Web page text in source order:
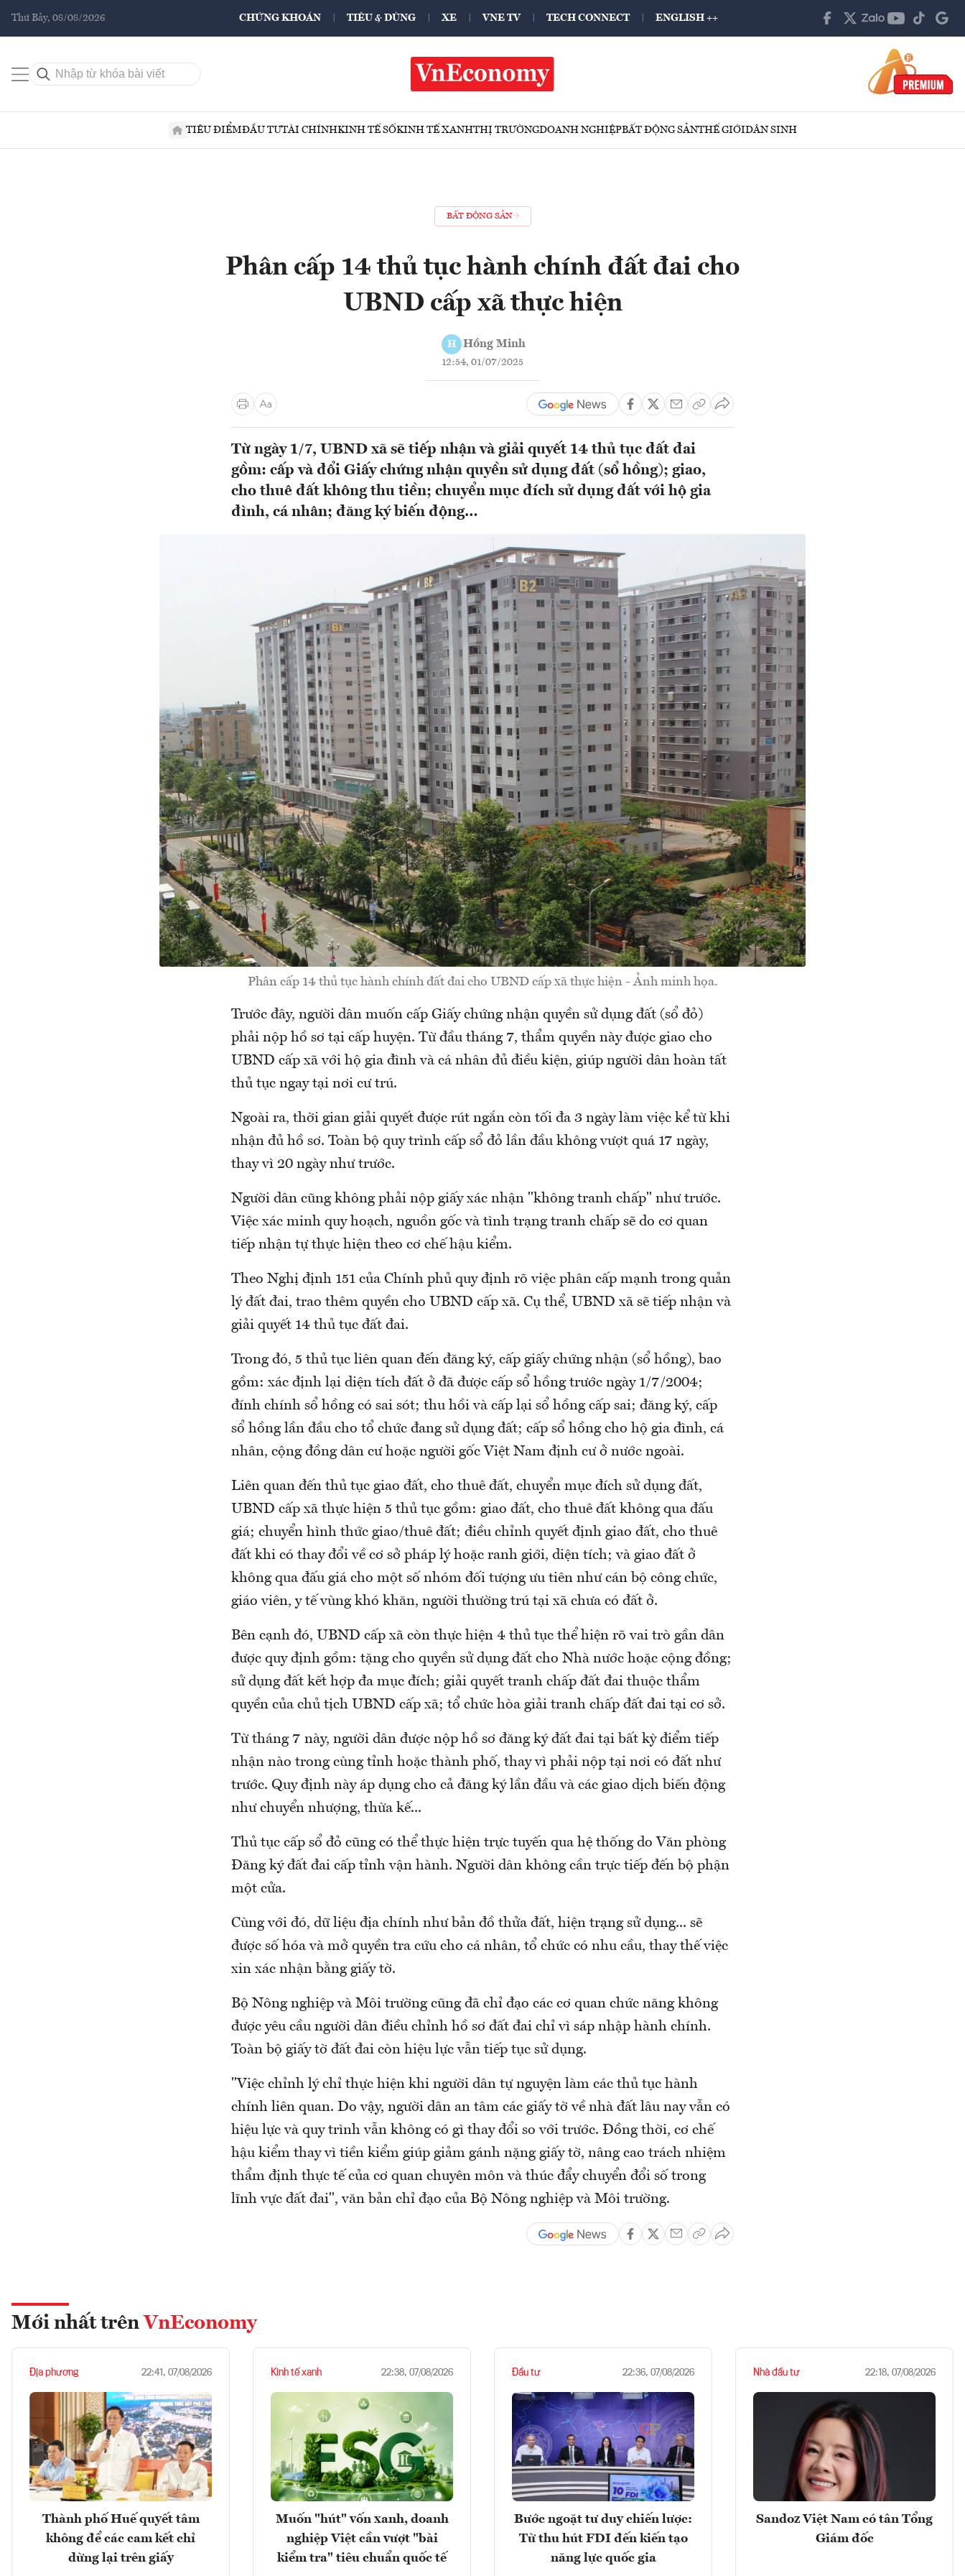
Thứ Bảy, 08/08/2026 CHỨNG KHOÁN TIÊU & DÙNG XE VNE TV TECH CONNECT ENGLISH ++
TIÊU ĐIỂMĐẦU TƯTÀI CHÍNHKINH TẾ SỐKINH TẾ XANHTHỊ TRƯỜNGDOANH NGHIỆPBẤT ĐỘNG SẢNTHẾ GIỚIDÂN SINH
BẤT ĐỘNG SẢN
Phân cấp 14 thủ tục hành chính đất đai cho
UBND cấp xã thực hiện
H Hồng Minh
12:54, 01/07/2025
Từ ngày 1/7, UBND xã sẽ tiếp nhận và giải quyết 14 thủ tục đất đai
gồm: cấp và đổi Giấy chứng nhận quyền sử dụng đất (sổ hồng); giao,
cho thuê đất không thu tiền; chuyển mục đích sử dụng đất với hộ gia
đình, cá nhân; đăng ký biến động…
Phân cấp 14 thủ tục hành chính đất đai cho UBND cấp xã thực hiện - Ảnh minh họa.
Trước đây, người dân muốn cấp Giấy chứng nhận quyền sử dụng đất (sổ đỏ)
phải nộp hồ sơ tại cấp huyện. Từ đầu tháng 7, thẩm quyền này được giao cho
UBND cấp xã với hộ gia đình và cá nhân đủ điều kiện, giúp người dân hoàn tất
thủ tục ngay tại nơi cư trú.
Ngoài ra, thời gian giải quyết được rút ngắn còn tối đa 3 ngày làm việc kể từ khi
nhận đủ hồ sơ. Toàn bộ quy trình cấp sổ đỏ lần đầu không vượt quá 17 ngày,
thay vì 20 ngày như trước.
Người dân cũng không phải nộp giấy xác nhận "không tranh chấp" như trước.
Việc xác minh quy hoạch, nguồn gốc và tình trạng tranh chấp sẽ do cơ quan
tiếp nhận tự thực hiện theo cơ chế hậu kiểm.
Theo Nghị định 151 của Chính phủ quy định rõ việc phân cấp mạnh trong quản
lý đất đai, trao thêm quyền cho UBND cấp xã. Cụ thể, UBND xã sẽ tiếp nhận và
giải quyết 14 thủ tục đất đai.
Trong đó, 5 thủ tục liên quan đến đăng ký, cấp giấy chứng nhận (sổ hồng), bao
gồm: xác định lại diện tích đất ở đã được cấp sổ hồng trước ngày 1/7/2004;
đính chính sổ hồng có sai sót; thu hồi và cấp lại sổ hồng cấp sai; đăng ký, cấp
sổ hồng lần đầu cho tổ chức đang sử dụng đất; cấp sổ hồng cho hộ gia đình, cá
nhân, cộng đồng dân cư hoặc người gốc Việt Nam định cư ở nước ngoài.
Liên quan đến thủ tục giao đất, cho thuê đất, chuyển mục đích sử dụng đất,
UBND cấp xã thực hiện 5 thủ tục gồm: giao đất, cho thuê đất không qua đấu
giá; chuyển hình thức giao/thuê đất; điều chỉnh quyết định giao đất, cho thuê
đất khi có thay đổi về cơ sở pháp lý hoặc ranh giới, diện tích; và giao đất ở
không qua đấu giá cho một số nhóm đối tượng ưu tiên như cán bộ công chức,
giáo viên, y tế vùng khó khăn, người thường trú tại xã chưa có đất ở.
Bên cạnh đó, UBND cấp xã còn thực hiện 4 thủ tục thể hiện rõ vai trò gần dân
được quy định gồm: tặng cho quyền sử dụng đất cho Nhà nước hoặc cộng đồng;
sử dụng đất kết hợp đa mục đích; giải quyết tranh chấp đất đai thuộc thẩm
quyền của chủ tịch UBND cấp xã; tổ chức hòa giải tranh chấp đất đai tại cơ sở.
Từ tháng 7 này, người dân được nộp hồ sơ đăng ký đất đai tại bất kỳ điểm tiếp
nhận nào trong cùng tỉnh hoặc thành phố, thay vì phải nộp tại nơi có đất như
trước. Quy định này áp dụng cho cả đăng ký lần đầu và các giao dịch biến động
như chuyển nhượng, thừa kế...
Thủ tục cấp sổ đỏ cũng có thể thực hiện trực tuyến qua hệ thống do Văn phòng
Đăng ký đất đai cấp tỉnh vận hành. Người dân không cần trực tiếp đến bộ phận
một cửa.
Cùng với đó, dữ liệu địa chính như bản đồ thửa đất, hiện trạng sử dụng... sẽ
được số hóa và mở quyền tra cứu cho cá nhân, tổ chức có nhu cầu, thay thế việc
xin xác nhận bằng giấy tờ.
Bộ Nông nghiệp và Môi trường cũng đã chỉ đạo các cơ quan chức năng không
được yêu cầu người dân điều chỉnh hồ sơ đất đai chỉ vì sáp nhập hành chính.
Toàn bộ giấy tờ đất đai còn hiệu lực vẫn tiếp tục sử dụng.
"Việc chỉnh lý chỉ thực hiện khi người dân tự nguyện làm các thủ tục hành
chính liên quan. Do vậy, người dân an tâm các giấy tờ về nhà đất lâu nay vẫn có
hiệu lực và quy trình vẫn không có gì thay đổi so với trước. Đồng thời, cơ chế
hậu kiểm thay vì tiền kiểm giúp giảm gánh nặng giấy tờ, nâng cao trách nhiệm
thẩm định thực tế của cơ quan chuyên môn và thúc đẩy chuyển đổi số trong
lĩnh vực đất đai", văn bản chỉ đạo của Bộ Nông nghiệp và Môi trường.
Mới nhất trên VnEconomy
Địa phương 22:41, 07/08/2026
Thành phố Huế quyết tâm
không để các cam kết chỉ
dừng lại trên giấy
Kinh tế xanh 22:38, 07/08/2026
Muốn "hút" vốn xanh, doanh
nghiệp Việt cần vượt "bài
kiểm tra" tiêu chuẩn quốc tế
Đầu tư 22:36, 07/08/2026
Bước ngoặt tư duy chiến lược:
Từ thu hút FDI đến kiến tạo
năng lực quốc gia
Nhà đầu tư 22:18, 07/08/2026
Sandoz Việt Nam có tân Tổng
Giám đốc